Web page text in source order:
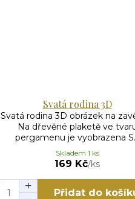
Svatá rodina 3D
Svatá rodina 3D obrázek na
Na dřevěné plaketě ve
pergamenu je vyobrazena
169 Kč/ks
Skladem 1 ks
Přidat do